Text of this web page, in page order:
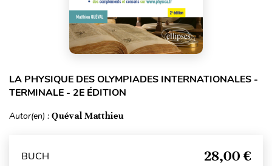
LA PHYSIQUE DES OLYMPIADES INTERNATIONALES -
TERMINALE - 2E ÉDITION
Autor(en) : Quéval Matthieu
BUCH 28,00 €